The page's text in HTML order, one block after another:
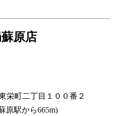
原店
栄町二丁目１００番２
原駅から665m)